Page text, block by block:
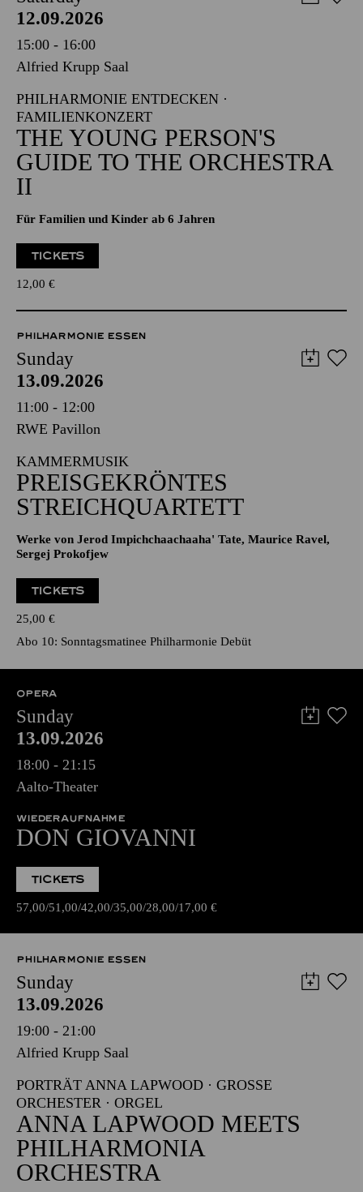
12.09.2026
15:00 - 16:00
Alfried Krupp Saal
PHILHARMONIE ENTDECKEN ·
FAMILIENKONZERT
THE YOUNG PERSON'S
GUIDE TO THE ORCHESTRA
II
Für Familien und Kinder ab 6 Jahren
TICKETS
12,00 €
PHILHARMONIE ESSEN
Sunday
13.09.2026
11:00 - 12:00
RWE Pavillon
KAMMERMUSIK
PREISGEKRÖNTES
STREICHQUARTETT
Werke von Jerod Impichchaachaaha' Tate, Maurice Ravel,
Sergej Prokofjew
TICKETS
25,00 €
Abo 10: Sonntagsmatinee Philharmonie Debüt
OPERA
Sunday
13.09.2026
18:00 - 21:15
Aalto-Theater
WIEDERAUFNAHME
DON GIOVANNI
TICKETS
57,00 51,00 42,00 35,00 28,00 17,00 €
PHILHARMONIE ESSEN
Sunday
13.09.2026
19:00 - 21:00
Alfried Krupp Saal
PORTRÄT ANNA LAPWOOD · GROSSE O
RCHESTER · ORGEL
ANNA LAPWOOD MEETS
PHILHARMONIA
ORCHESTRA